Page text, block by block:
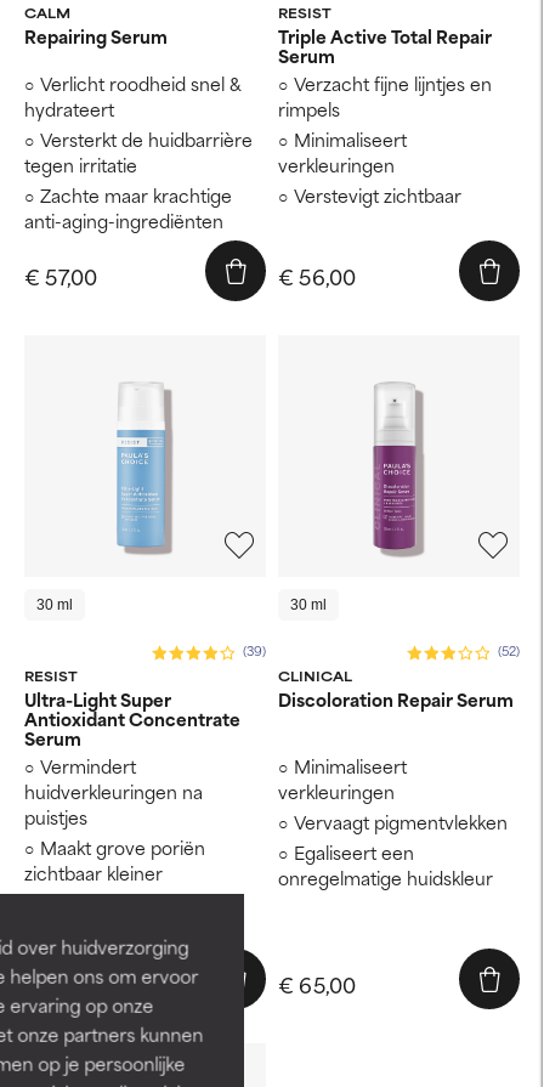
over huidverzorging
helpen ons om ervoor
ervaring op onze
onze partners kunnen
op je persoonlijke
CALM
Repairing Serum
Verlicht roodheid snel &
hydrateert
Versterkt de huidbarrière
tegen irritatie
Zachte maar krachtige
anti-aging-ingrediënten
€ 57,00
RESIST
Triple Active Total Repair
Serum
Verzacht fijne lijntjes en
rimpels
Minimaliseert
verkleuringen
Verstevigt zichtbaar
€ 56,00
30 ml
RESIST
(39)
Ultra-Light Super
Antioxidant Concentrate
Serum
Vermindert
huidverkleuringen na
puistjes
Maakt grove poriën
zichtbaar kleiner
Gaat huidveroudering
€ 57,00
30 ml
CLINICAL
(52)
Discoloration Repair Serum
Minimaliseert
verkleuringen
Vervaagt pigmentvlekken
Egaliseert een
onregelmatige huidskleur
€ 65,00